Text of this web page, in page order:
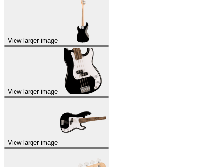
View larger image
View larger image
View larger image